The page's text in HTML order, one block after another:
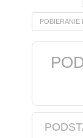
POBIERANIE